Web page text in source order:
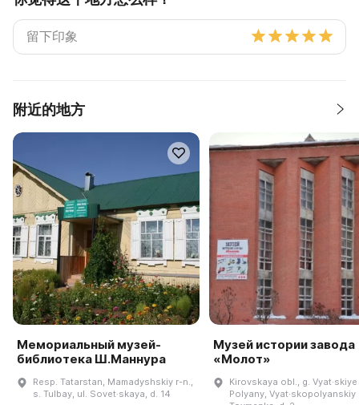
附近的地方
Мемориальный музей-
библиотека Ш.Маннура
Resp. Tatarstan, Mamadyshskiy r-n.,
s. Tulbay, ul. Sovet·skaya, d. 14
Музей истории завода
«Молот»
Kirovskaya obl., g. Vyat·skiye
Polyany, Vyat·skopolyanskiy